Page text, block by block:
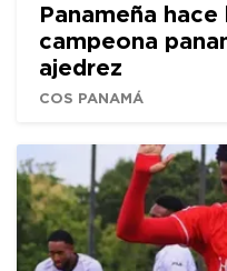
Panameña
campeona
ajedrez
COS PANAMÁ